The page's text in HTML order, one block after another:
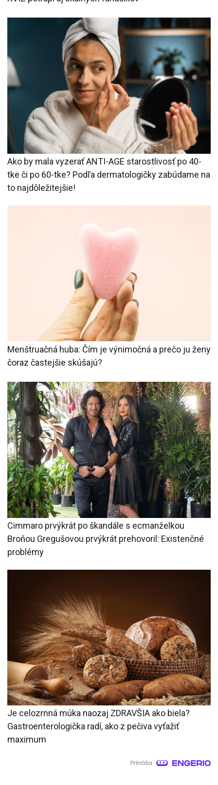
Ako by mala vyzerať ANTI-AGE starostlivosť po 40-
tke či po 60-tke? Podľa dermatologičky zabúdame na
to najdôležitejšie!
Menštruačná huba: Čím je výnimočná a prečo ju ženy
čoraz častejšie skúšajú?
Cimmaro prvýkrát po škandále s ecmanželkou
Broňou Gregušovou prvýkrát prehovoril: Existenčné
problémy
Je celozrnná múka naozaj ZDRAVŠIA ako biela?
Gastroenterologička radí, ako z pečiva vyťažiť
maximum